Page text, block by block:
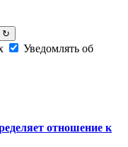
↻
Уведомлять об
отношение к